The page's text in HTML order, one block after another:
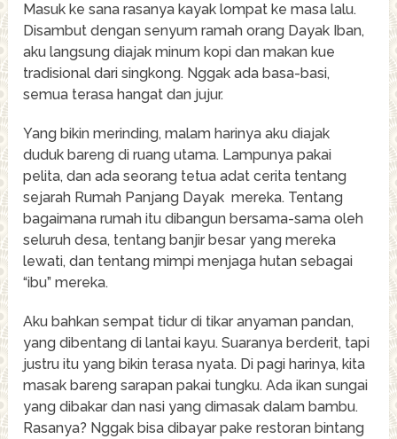
Masuk ke sana rasanya kayak lompat ke masa lalu.
Disambut dengan senyum ramah orang Dayak Iban,
aku langsung diajak minum kopi dan makan kue
tradisional dari singkong. Nggak ada basa-basi,
semua terasa hangat dan jujur.
Yang bikin merinding, malam harinya aku diajak
duduk bareng di ruang utama. Lampunya pakai
pelita, dan ada seorang tetua adat cerita tentang
sejarah Rumah Panjang Dayak mereka. Tentang
bagaimana rumah itu dibangun bersama-sama oleh
seluruh desa, tentang banjir besar yang mereka
lewati, dan tentang mimpi menjaga hutan sebagai
“ibu” mereka.
Aku bahkan sempat tidur di tikar anyaman pandan,
yang dibentang di lantai kayu. Suaranya berderit, tapi
justru itu yang bikin terasa nyata. Di pagi harinya, kita
masak bareng sarapan pakai tungku. Ada ikan sungai
yang dibakar dan nasi yang dimasak dalam bambu.
Rasanya? Nggak bisa dibayar pake restoran bintang